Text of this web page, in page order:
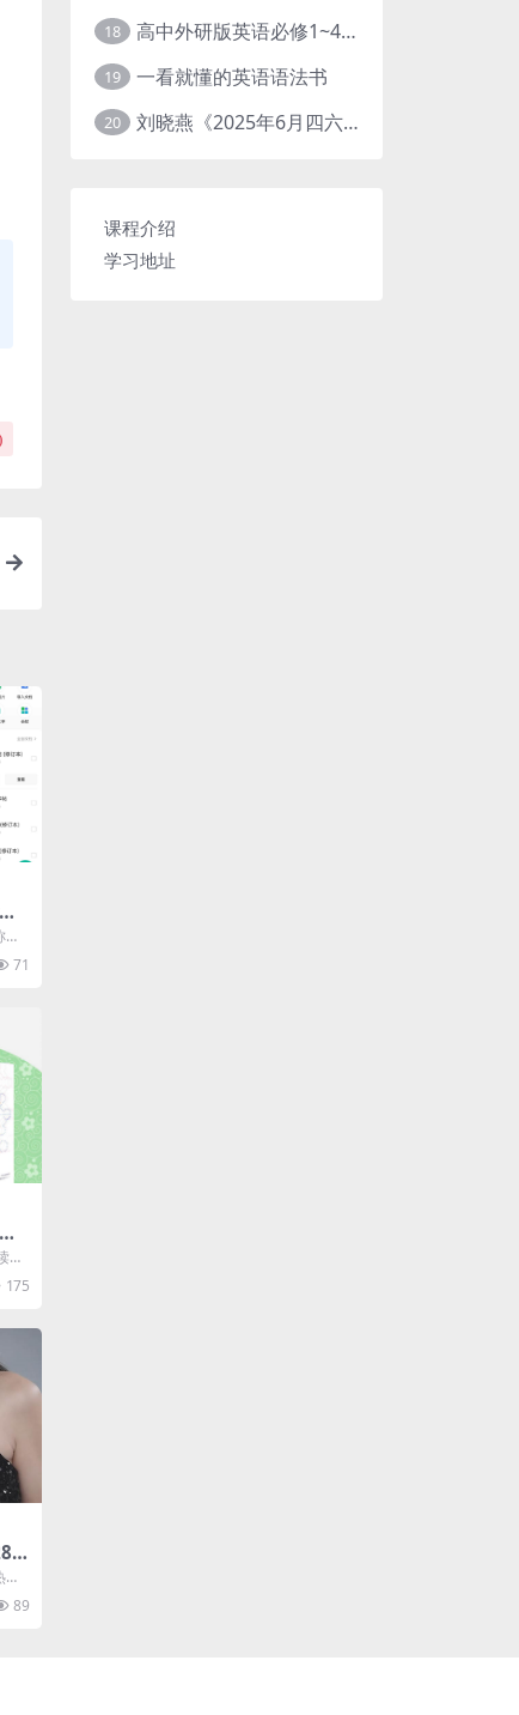
A
71
经
175
89
18 高中外研版英语必修1~4+考试技巧78讲全套视频
19 一看就懂的英语语法书
20 刘晓燕《2025年6月四六级考试急救班 (原保命班) 》(四级完结+六级写译、阅读)
课程介绍
学习地址